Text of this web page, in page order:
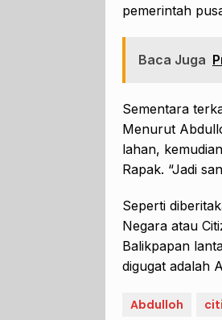
pemerintah
Baca Juga
Sementara
Menurut
lahan,
Rapak. “Jadi
Seperti
Negara atau
Balikpapan
digugat adalah
Abdulloh